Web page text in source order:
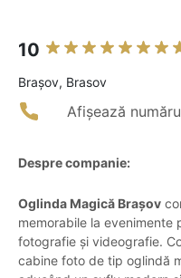
10
Braşov, Brasov
Afișează
Despre companie:
Oglinda Magică Brașov
memorabile la
fotografie și videografie.
cabine foto de tip oglindă